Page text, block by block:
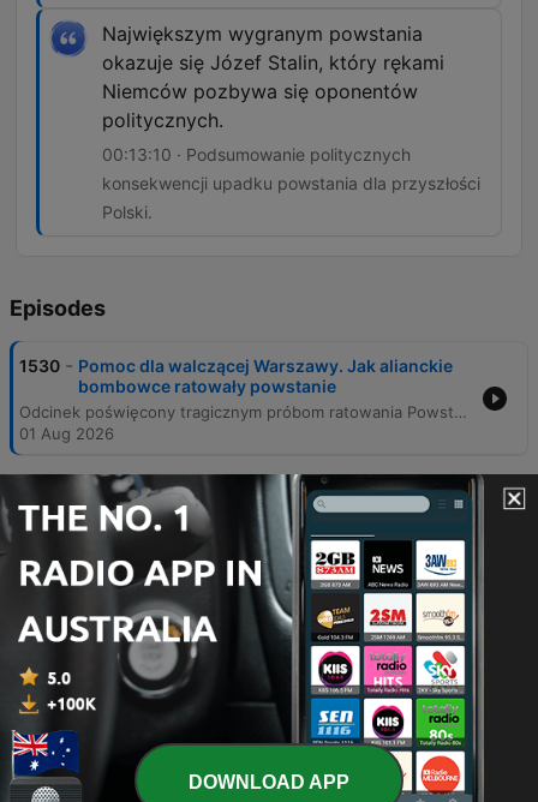
Największym wygranym powstania
okazuje się Józef Stalin, który rękami
Niemców pozbywa się oponentów
politycznych.
00:13:10 · Podsumowanie politycznych
konsekwencji upadku powstania dla przyszłości
Polski.
Episodes
1530 - Pomoc dla walczącej Warszawy. Jak alianckie
bombowce ratowały powstanie
Odcinek poświęcony tragicznym próbom ratowania Powstania Warszawskiego poprzez zrzuty lotnicze. Narracja skupia się na dyplomatycznej i militarnej grze między aliantami a Związkiem Radzieckim, ukazując postawę Józefa Stalina, który celowo blokował pomoc dla walczącej stolicy. Przedstawiono historię misji bombowców Liberator oraz operacji amerykańskiej Frantic 7, które mimo ogromnego ryzyka i strat w ludziach, stanowiły jedyną szansę na dostarczenie broni i leków do miasta. Analiza obejmuje również perspektywę dowództwa RAF-u, który obawiał się zbyt wysokich kosztów ludzkich, oraz dramatyczne wspomnienia pilotów przelatujących nad płonącą Warszawą. Całość dokumentuje tragiczny bilans powstania, śmierć tysięcy cywilów i żołnierzy AK oraz polityczne konsekwencje, które doprowadziły do przejęcia władzy w Polsce przez komunistów.
01 Aug 2026
1529 - Cudowne ocalenie czy wielka mistyfikacja?
Zamach na Hitlera w Monachium
Pod lodami Grenlandii leży bomba
termojądrowa? Katastrofa w Thule
Odcinek opisuje historię operacji Chrome Dome oraz katastrof bombowców B-52, ze szczególnym uwzględnieniem incydentu pod bazą Thule na Grenlandii w 1968 roku. Program analizuje przyczyny wypadku spowodowanego pożarem oraz konsekwencje radioaktywnego skażenia i zakończenia misji.
26 Jul 2026
1527 - Jak "żywe trupy" zatrzymały armię
Hindenburga. Atak umarłych
Odcinek opisuje dramatyczne wydarzenia z 6 sierpnia 1915 roku, znane jako Atak Umarłych, podczas których obrońcy twierdzy Osowiec odparli niemiecką ofensywę. Niemcy, chcąc zdobyć twierdzę bez walki, użyli nowej broni chemicznej – mieszanki chloru i bromu, która spowodowała ogromne straty wśród rosyjskiego garnizonu. Mimo tragicznych obrażeń i braku masek przeciwgazowych, ocalali żołnierze pod dowództwem podporucznika Władimira Kotlińskiego i Władysława Strzemińskiego przeprowadzili desperacki kontratak. Widok rannych, krwawiących obrońców wywołał panikę w niemieckich szeregach, zmuszając ich do ucieczki, choć ostatecznie twierdza została opuszczona ze względu na ogólną sytuację na froncie.
19 Jul 2026
DOWNLOAD APP